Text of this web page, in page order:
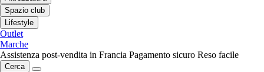
Spazio club
Lifestyle
Outlet
Marche
Assistenza post-vendita in Francia Pagamento sicuro Reso facile
Cerca